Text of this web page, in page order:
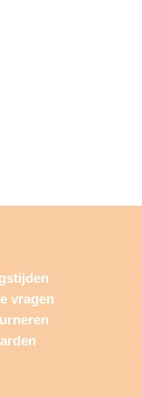
vragen